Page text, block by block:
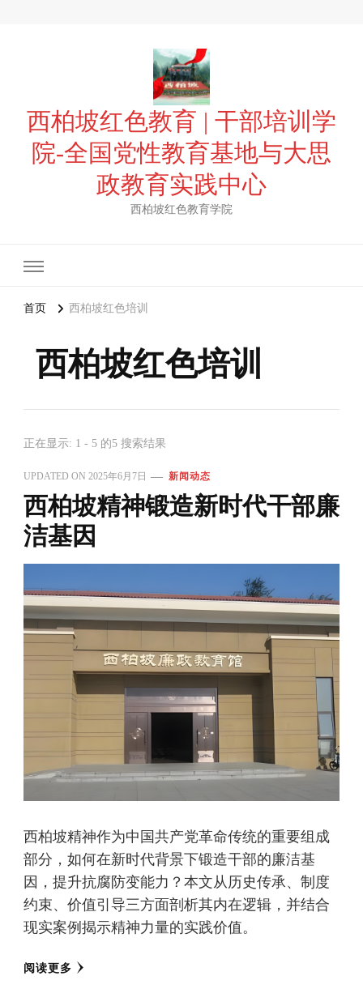
西柏坡红色教育 | 干部培训学
院-全国党性教育基地与大思
政教育实践中心
西柏坡红色教育学院
首页 西柏坡红色培训
西柏坡红色培训
正在显示: 1 - 5 的5 搜索结果
UPDATED ON 2025年6月7日 新闻动态
西柏坡精神锻造新时代干部廉
洁基因
西柏坡精神作为中国共产党革命传统的重要组成
部分，如何在新时代背景下锻造干部的廉洁基
因，提升抗腐防变能力？本文从历史传承、制度
约束、价值引导三方面剖析其内在逻辑，并结合
现实案例揭示精神力量的实践价值。
阅读更多